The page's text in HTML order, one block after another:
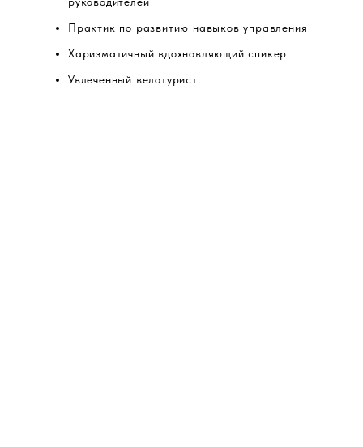
Практик по развитию навыков управления
Харизматичный вдохновляющий спикер
Увлеченный велотурист